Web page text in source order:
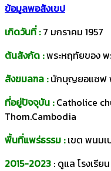
ข้อมูลพอสังเขป
เกิดวันที่ :7 มกราคม 1957
ต้นสังกัด :พระหฤทัยของ พ
สังฆมลฑล :นักบุญยอแซฟ
ที่อยู่ปัจจุบัน :Catholice
Thom.Cambodia
พื้นที่แพร่ธรรม :เขต พนม
2015-2023 : ดูแล โรงเรี